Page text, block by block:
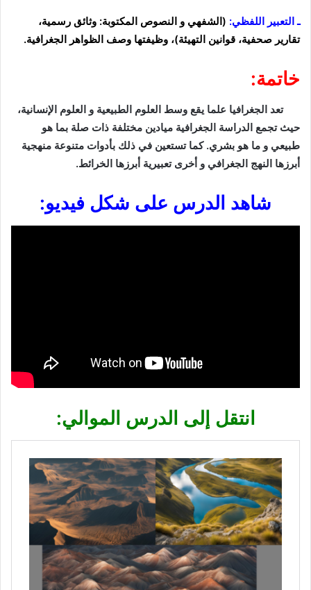
ـ التعبير اللفظي: (الشفهي و النصوص المكتوبة: وثائق رسمية،
تقارير صحفية، قوانين التهيئة)، وظيفتها وصف الظواهر الجغرافية.
خاتمة:
تعد الجغرافيا علما يقع وسط العلوم الطبيعية و العلوم الإنسانية،
حيث تجمع الدراسة الجغرافية ميادين مختلفة ذات صلة بما هو
طبيعي و ما هو بشري. كما تستعين في ذلك بأدوات متنوعة منهجية
أبرزها النهج الجغرافي و أخرى تعبيرية أبرزها الخرائط.
شاهد الدرس على شكل فيديو:
انتقل إلى الدرس الموالي: